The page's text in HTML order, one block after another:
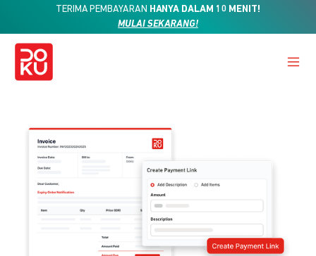
TERIMA PEMBAYARAN HANYA DALAM 10 MENIT!
MULAI SEKARANG!